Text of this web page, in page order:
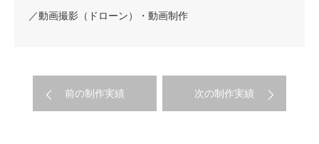
／動画撮影（ドローン）・動画制作
前の制作実績 次の制作実績